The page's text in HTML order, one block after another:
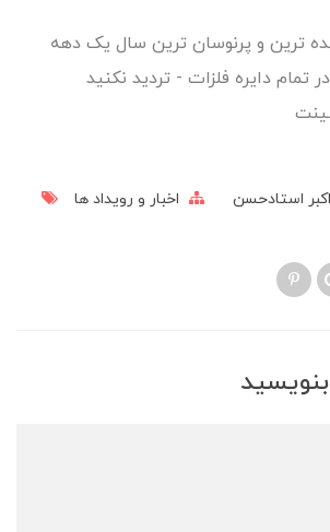
ترین و پرنوسان ترین سال یک دهه
دایره فلزات - تردید نکنید
استادحسن
اخبار و رویداد ها